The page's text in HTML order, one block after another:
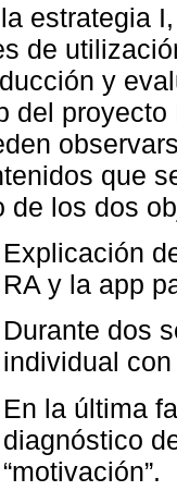
estrategia
de
y
del proyecto
que
de los dos
Explicación
RA y la app
Durante dos
individual
En la última
diagnóstico
“motivación”.